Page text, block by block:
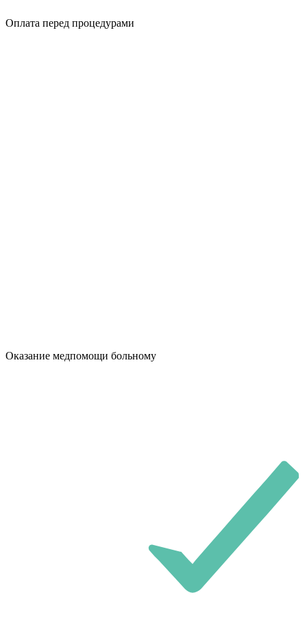
Оплата перед процедурами
Оказание медпомощи больному